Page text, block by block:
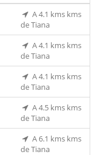
A 4.1 kms kms
de Tiana
A 4.1 kms kms
de Tiana
A 4.1 kms kms
de Tiana
A 4.5 kms kms
de Tiana
A 6.1 kms kms
de Tiana